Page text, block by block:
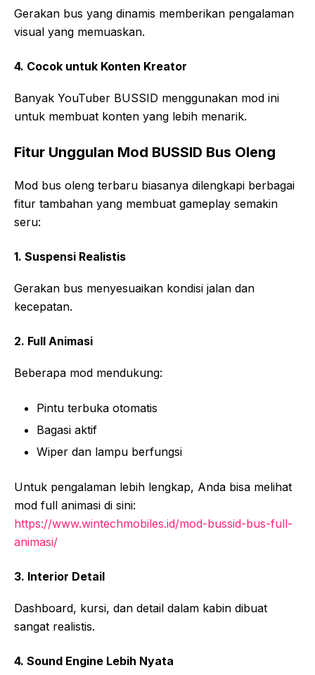
Gerakan bus yang dinamis memberikan pengalaman
visual yang memuaskan.
4. Cocok untuk Konten Kreator
Banyak YouTuber BUSSID menggunakan mod ini
untuk membuat konten yang lebih menarik.
Fitur Unggulan Mod BUSSID Bus Oleng
Mod bus oleng terbaru biasanya dilengkapi berbagai
fitur tambahan yang membuat gameplay semakin
seru:
1. Suspensi Realistis
Gerakan bus menyesuaikan kondisi jalan dan
kecepatan.
2. Full Animasi
Beberapa mod mendukung:
Pintu terbuka otomatis
Bagasi aktif
Wiper dan lampu berfungsi
Untuk pengalaman lebih lengkap, Anda bisa melihat
mod full animasi di sini:
https://www.wintechmobiles.id/mod-bussid-bus-full-
animasi/
3. Interior Detail
Dashboard, kursi, dan detail dalam kabin dibuat
sangat realistis.
4. Sound Engine Lebih Nyata